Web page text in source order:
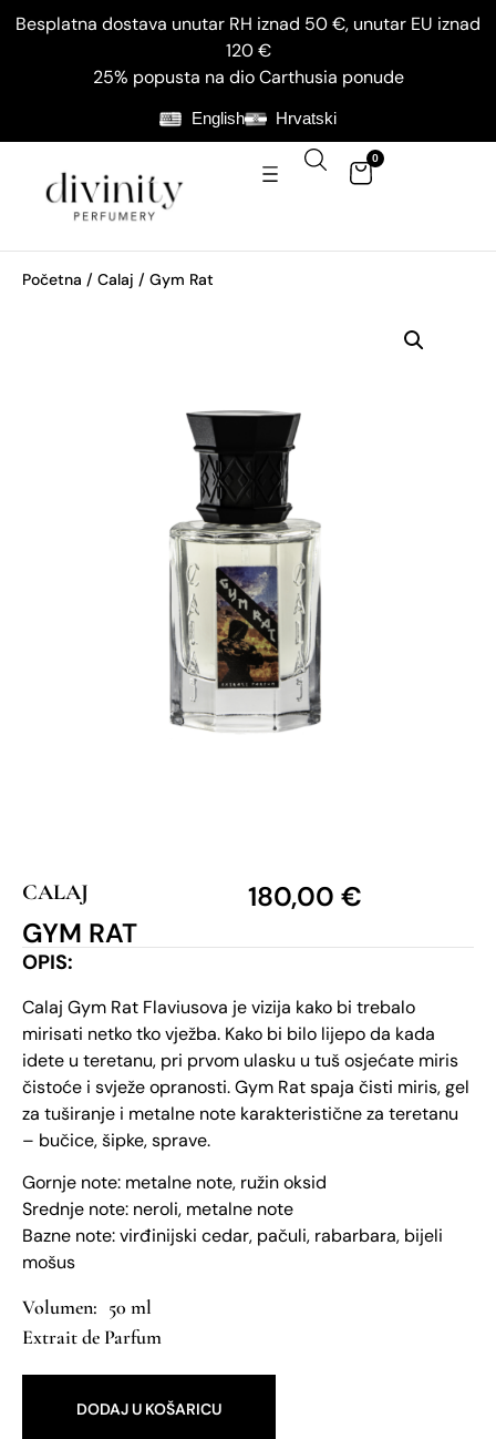
Besplatna dostava unutar RH iznad 50 €, unutar EU iznad
120 €
25% popusta na dio Carthusia ponude
English Hrvatski
0
Početna / Calaj / Gym Rat
CALAJ
GYM RAT
180,00 €
OPIS:
Calaj Gym Rat Flaviusova je vizija kako bi trebalo
mirisati netko tko vježba. Kako bi bilo lijepo da kada
idete u teretanu, pri prvom ulasku u tuš osjećate miris
čistoće i svježe opranosti. Gym Rat spaja čisti miris, gel
za tuširanje i metalne note karakteristične za teretanu
– bučice, šipke, sprave.
Gornje note: metalne note, ružin oksid
Srednje note: neroli, metalne note
Bazne note: virđinijski cedar, pačuli, rabarbara, bijeli
mošus
50 ml
Extrait de Parfum
DODAJ U KOŠARICU